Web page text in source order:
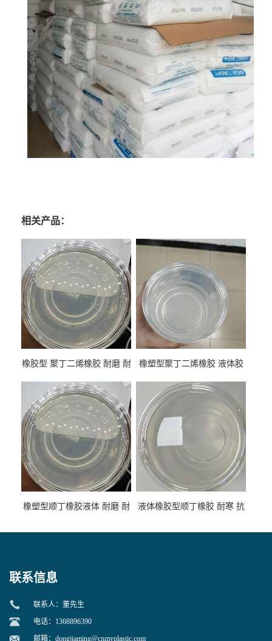
相关产品：
橡胶型 聚丁二烯橡胶 耐磨 耐
性
橡塑型聚丁二烯橡胶 液体胶
专用
橡塑型顺丁橡胶液体 耐磨 耐
液体橡胶型顺丁橡胶 耐寒 抗
联系信息
联系人：董先生
电话：1368896390
邮箱： dongjiaming@cnmyplastic.com